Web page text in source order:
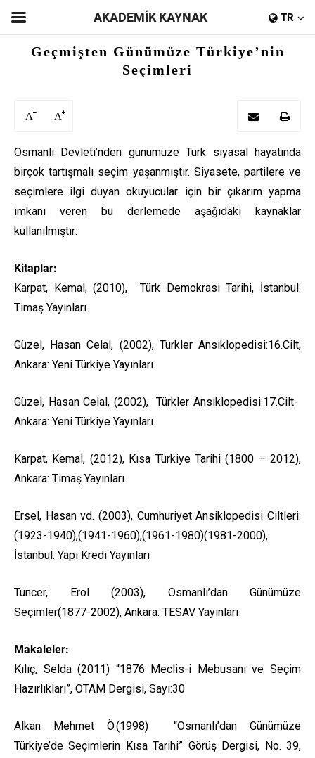
Geçmişten Günümüze Türkiye’nin
Seçimleri
A A
Osmanlı Devleti’nden günümüze Türk siyasal hayatında
birçok tartışmalı seçim yaşanmıştır. Siyasete, partilere ve
seçimlere ilgi duyan okuyucular için bir çıkarım yapma
imkanı veren bu derlemede aşağıdaki kaynaklar
kullanılmıştır:
Kitaplar:
Karpat, Kemal, (2010), Türk Demokrasi Tarihi, İstanbul:
Timaş Yayınları.
Güzel, Hasan Celal, (2002), Türkler Ansiklopedisi:16.Cilt,
Ankara: Yeni Türkiye Yayınları.
Güzel, Hasan Celal, (2002), Türkler Ansiklopedisi:17.Cilt-
Ankara: Yeni Türkiye Yayınları.
Karpat, Kemal, (2012), Kısa Türkiye Tarihi (1800 – 2012),
Ankara: Timaş Yayınları.
Ersel, Hasan vd. (2003), Cumhuriyet Ansiklopedisi Ciltleri:
(1923-1940),(1941-1960),(1961-1980)(1981-2000),
İstanbul: Yapı Kredi Yayınları
Tuncer, Erol (2003), Osmanlı’dan Günümüze
Seçimler(1877-2002), Ankara: TESAV Yayınları
Makaleler:
Kılıç, Selda (2011) “1876 Meclis-i Mebusanı ve Seçim
Hazırlıkları”, OTAM Dergisi, Sayı:30
Alkan Mehmet Ö.(1998) “Osmanlı’dan Günümüze
Türkiye’de Seçimlerin Kısa Tarihi” Görüş Dergisi, No. 39,
AKADEMİK KAYNAK TR